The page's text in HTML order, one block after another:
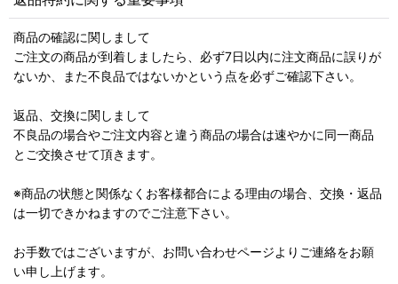
商品の確認に関しまして
ご注文の商品が到着しましたら、必ず7日以内に注文商品に誤りが
ないか、また不良品ではないかという点を必ずご確認下さい。
返品、交換に関しまして
不良品の場合やご注文内容と違う商品の場合は速やかに同一商品
とご交換させて頂きます。
※商品の状態と関係なくお客様都合による理由の場合、交換・返品
は一切できかねますのでご注意下さい。
お手数ではございますが、お問い合わせページよりご連絡をお願
い申し上げます。